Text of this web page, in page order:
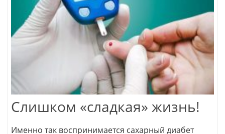
Слишком «сладкая» жизнь!
Именно так воспринимается сахарный диабет